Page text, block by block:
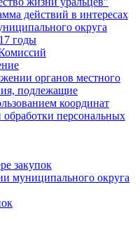
действий в интересах
округа
годы
органов местного
подлежащие
координат
персональных
закупок
муниципального округа